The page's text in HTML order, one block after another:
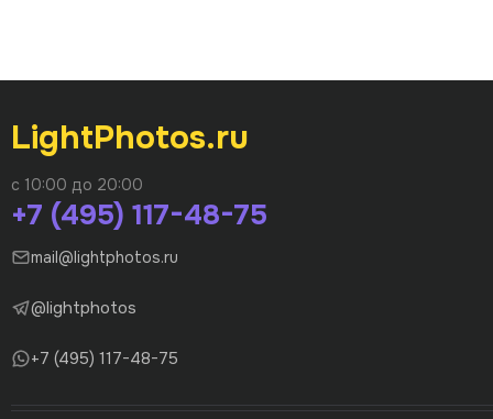
LightPhotos.ru
с 10:00 до 20:00
+7 (495) 117-48-75
mail@lightphotos.ru
@lightphotos
+7 (495) 117-48-75